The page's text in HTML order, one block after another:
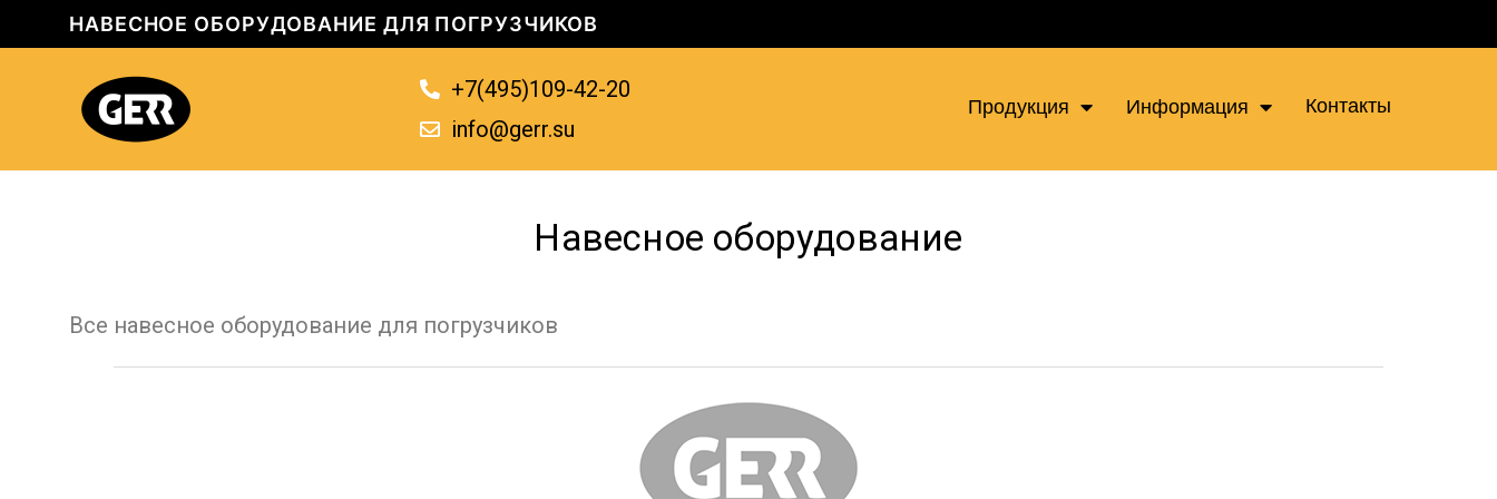
НАВЕСНОЕ ОБОРУДОВАНИЕ ДЛЯ ПОГРУЗЧИКОВ
+7(495)109-42-20
info@gerr.su
Продукция Информация Контакты
Навесное оборудование
Все навесное оборудование для погрузчиков